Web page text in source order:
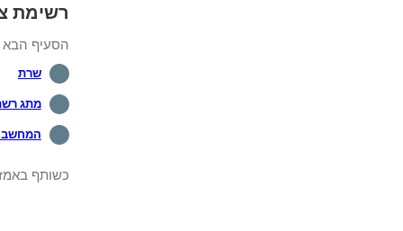
רשימת
הסעיף הבא
שרת
מתג
המחשב
כשותף